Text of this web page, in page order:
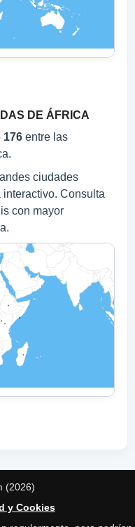
DE ÁFRICA
176 entre las
ciudades
Consulta
con mayor
(2026)
y Cookies